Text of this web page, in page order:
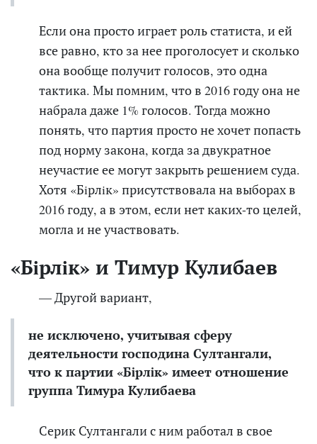
Если она просто играет роль статиста, и ей
все равно, кто за нее проголосует и сколько
она вообще получит голосов, это одна
тактика. Мы помним, что в 2016 году она не
набрала даже 1% голосов. Тогда можно
понять, что партия просто не хочет попасть
под норму закона, когда за двукратное
неучастие ее могут закрыть решением суда.
Хотя «Бiрлiк» присутствовала на выборах в
2016 году, а в этом, если нет каких-то целей,
могла и не участвовать.
«Бiрлiк» и Тимур Кулибаев
— Другой вариант,
не исключено, учитывая сферу
деятельности господина Султангали,
что к партии «Бiрлiк» имеет отношение
группа Тимура Кулибаева
Серик Султангали сним работал в свое